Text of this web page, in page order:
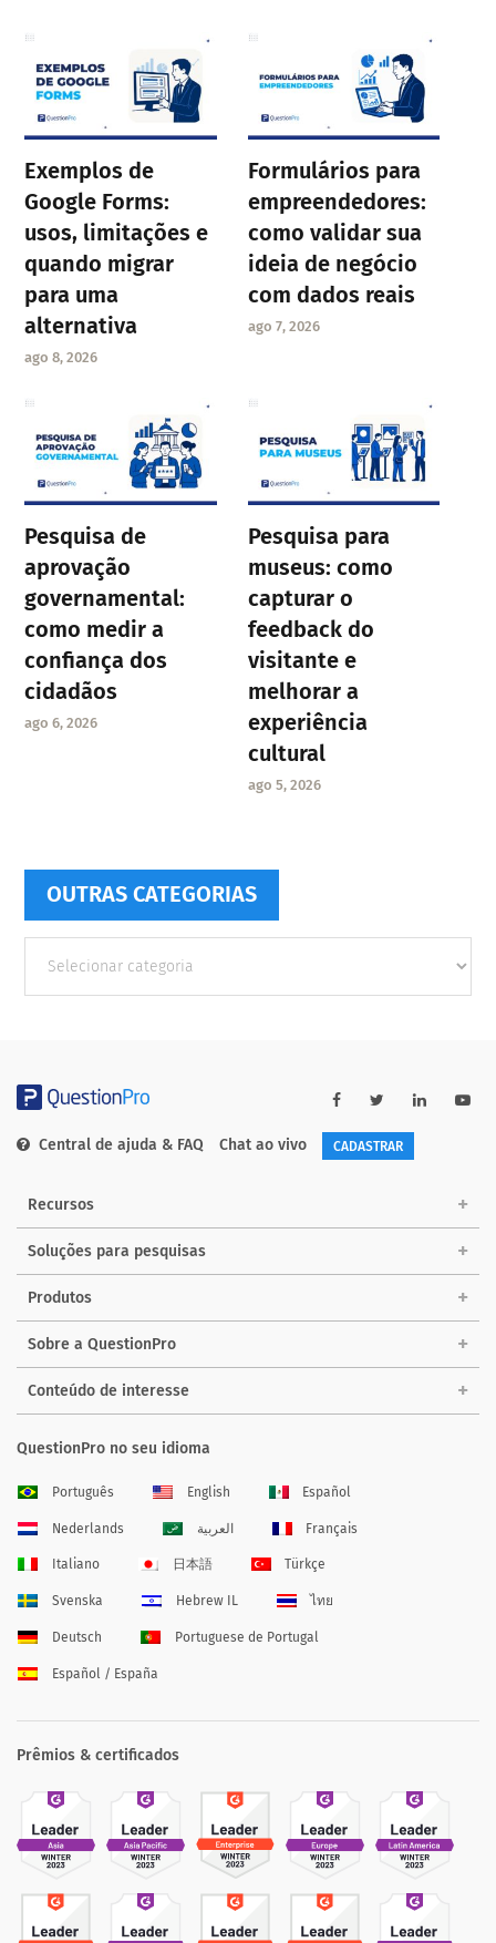
Exemplos de
Google Forms:
usos, limitações e
quando migrar
para uma
alternativa
ago 8, 2026
Formulários para
empreendedores:
como validar sua
ideia de negócio
com dados reais
ago 7, 2026
Pesquisa de
aprovação
governamental:
como medir a
confiança dos
cidadãos
ago 6, 2026
Pesquisa para
museus: como
capturar o
feedback do
visitante e
melhorar a
experiência
cultural
ago 5, 2026
OUTRAS CATEGORIAS
Categorias
Central de ajuda & FAQ Chat ao vivo CADASTRAR
Recursos
Soluções para pesquisas
Produtos
Sobre a QuestionPro
Conteúdo de interesse
QuestionPro no seu idioma
Português English Español
Nederlands العربية Français
Italiano 日本語 Türkçe
Svenska Hebrew IL ไทย
Deutsch Portuguese de Portugal
Español / España
Prêmios & certificados